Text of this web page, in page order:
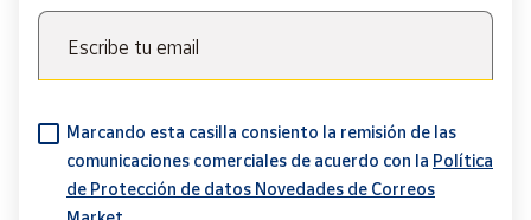
Escribe tu email
Marcando esta casilla consiento la remisión de las
comunicaciones comerciales de acuerdo con la Política
de Protección de datos Novedades de Correos